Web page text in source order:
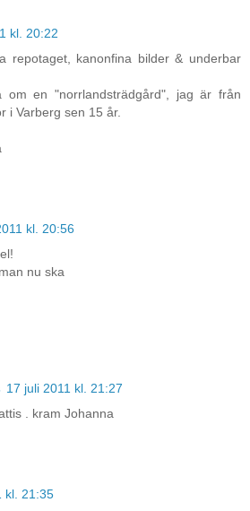
kl. 20:22
repotaget, kanonfina bilder & underbar
om en "norrlandsträdgård", jag är från
i Varberg sen 15 år.
kl. 20:56
nu ska
17 juli 2011 kl. 21:27
. kram Johanna
kl. 21:35